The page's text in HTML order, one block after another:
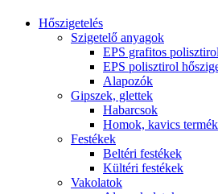
Hőszigetelés
Szigetelő anyagok
EPS grafitos
EPS polisztirol
Alapozók
Gipszek, glettek
Habarcsok
Homok, kavics
Festékek
Beltéri festékek
Kültéri festékek
Vakolatok